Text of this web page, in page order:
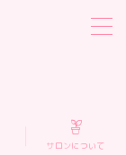
サロンについて